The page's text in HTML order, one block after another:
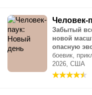
Человек-
Забытый
новой
опасную
боевик,
2026, США